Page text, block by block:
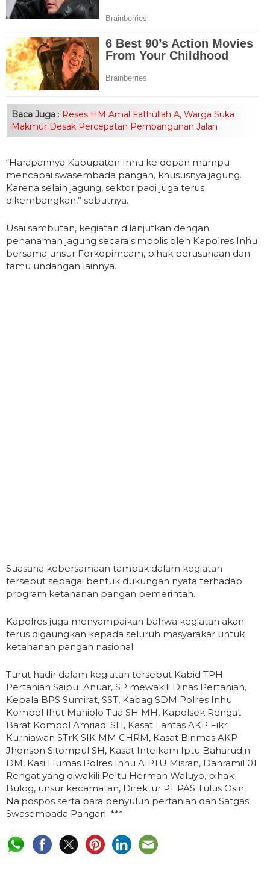
Baca Juga : Reses HM Amal Fathullah A, Warga Suka
Makmur Desak Percepatan Pembangunan Jalan
“Harapannya Kabupaten Inhu ke depan mampu
mencapai swasembada pangan, khususnya jagung.
Karena selain jagung, sektor padi juga terus
dikembangkan,” sebutnya.
Usai sambutan, kegiatan dilanjutkan dengan
penanaman jagung secara simbolis oleh Kapolres Inhu
bersama unsur Forkopimcam, pihak perusahaan dan
tamu undangan lainnya.
Suasana kebersamaan tampak dalam kegiatan
tersebut sebagai bentuk dukungan nyata terhadap
program ketahanan pangan pemerintah.
Kapolres juga menyampaikan bahwa kegiatan akan
terus digaungkan kepada seluruh masyarakar untuk
ketahanan pangan nasional.
Turut hadir dalam kegiatan tersebut Kabid TPH
Pertanian Saipul Anuar, SP mewakili Dinas Pertanian,
Kepala BPS Sumirat, SST, Kabag SDM Polres Inhu
Kompol Ihut Maniolo Tua SH MH, Kapolsek Rengat
Barat Kompol Amriadi SH, Kasat Lantas AKP Fikri
Kurniawan STrK SIK MM CHRM, Kasat Binmas AKP
Jhonson Sitompul SH, Kasat Intelkam Iptu Baharudin
DM, Kasi Humas Polres Inhu AIPTU Misran, Danramil 01
Rengat yang diwakili Peltu Herman Waluyo, pihak
Bulog, unsur kecamatan, Direktur PT PAS Tulus Osin
Naipospos serta para penyuluh pertanian dan Satgas
Swasembada Pangan. ***